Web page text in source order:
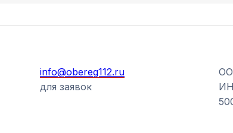
info@obereg112.ru
для заявок